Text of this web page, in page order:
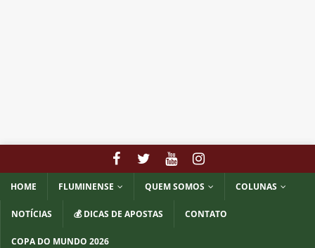
HOME FLUMINENSE QUEM SOMOS COLUNAS
NOTÍCIAS 💰 DICAS DE APOSTAS CONTATO
COPA DO MUNDO 2026